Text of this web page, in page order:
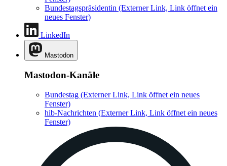
Bundestagspräsidentin (Externer Link, Link öffnet ein
neues Fenster)
LinkedIn
Mastodon
Mastodon-Kanäle
Bundestag (Externer Link, Link öffnet ein neues
Fenster)
hib-Nachrichten (Externer Link, Link öffnet ein neues
Fenster)